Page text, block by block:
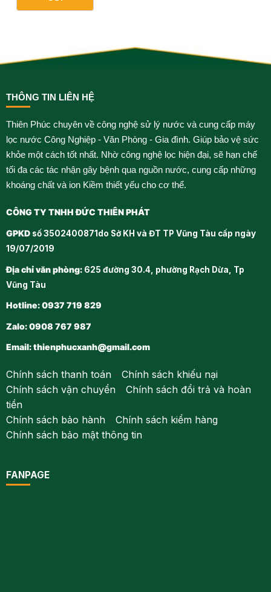
THÔNG TIN LIÊN HỆ
Thiên Phúc chuyên về công nghệ sử lý nước và cung cấp máy
lọc nước Công Nghiệp - Văn Phòng - Gia đình. Giúp bảo vệ sức
khỏe một cách tốt nhất. Nhờ công nghệ lọc hiện đại, sẽ hạn chế
tối đa các tác nhận gây bệnh qua nguồn nước, cung cấp những
khoáng chất và ion Kiềm thiết yếu cho cơ thể.
CÔNG TY TNHH ĐỨC THIÊN PHÁT
GPKDsố 3502400871do Sở KH và ĐT TP Vũng Tàu cấp ngày
19/07/2019
Địa chỉ văn phòng:625 đường 30.4, phường Rạch Dừa, Tp
Vũng Tàu
Hotline: 0937 719 829
Zalo: 0908 767 987
Email:thienphucxanh@gmail.com
Chính sách thanh toán- Chính sách khiếu nại
Chính sách vận chuyển- Chính sách đổi trả và hoàn
tiền
Chính sách bảo hành- Chính sách kiểm hàng
Chính sách bảo mật thông tin
FANPAGE